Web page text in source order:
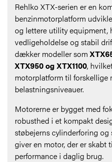
Rehlko XTX-serien er en
benzinmotorplatform
og lettere utility equipment,
vedligeholdelse og stabil
dækker modeller som
XTX950 og XTX1100,
motorplatform til forskellige
belastningsniveauer.
Motorerne er bygget med
robusthed i et kompakt
støbejerns cylinderforing
giver en motor, der er skabt
performance i daglig brug.